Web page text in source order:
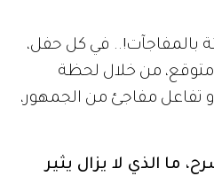
بالمفاجآت!.. في كل حفل،
من خلال لحظة
تفاعل مفاجئ من الجمهور،
ما الذي لا يزال يثير